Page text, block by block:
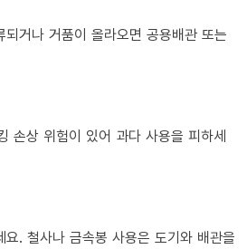
거나 거품이 올라오면 공용배관 또는
손상 위험이 있어 과다 사용을 피하세
. 철사나 금속봉 사용은 도기와 배관을